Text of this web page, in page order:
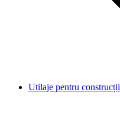
Utilaje pentru construcții